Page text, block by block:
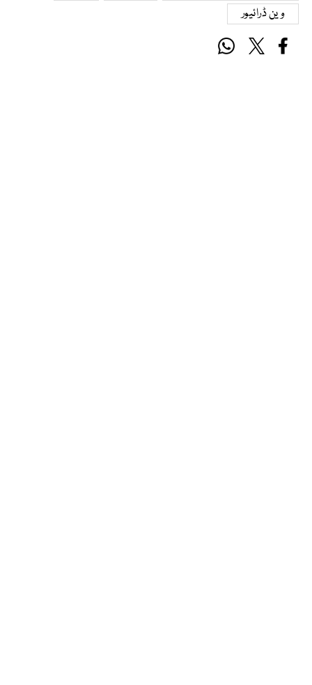
وین ڈرائیور